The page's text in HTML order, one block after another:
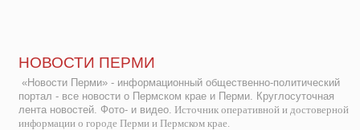
НОВОСТИ ПЕРМИ
«Новости Перми» - информационный общественно-политический
портал - все новости о Пермском крае и Перми. Круглосуточная
лента новостей. Фото- и видео. Источник оперативной и достоверной
информации о городе Перми и Пермском крае.